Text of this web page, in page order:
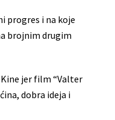
progres i na koje
brojnim drugim
jer film “Valter
dobra ideja i